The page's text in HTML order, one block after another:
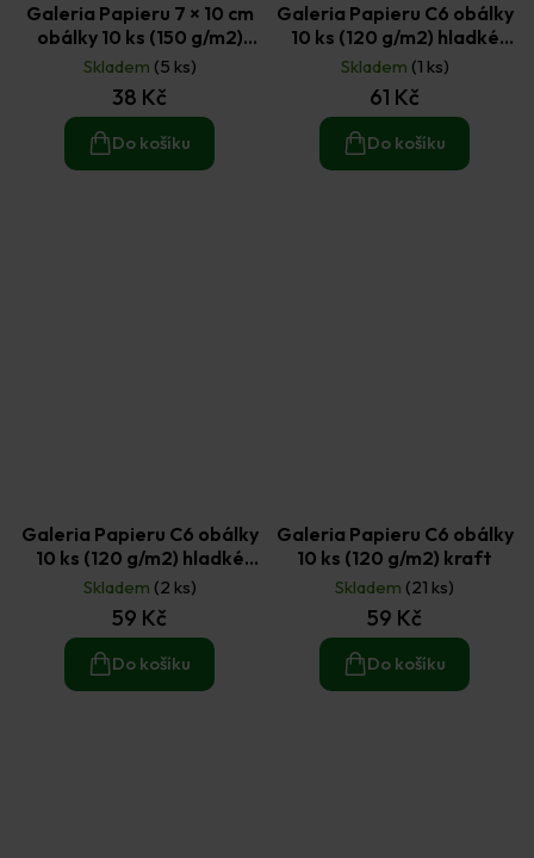
Galeria Papieru 7 × 10 cm
obálky 10 ks (150 g/m2)
perleťové krémové
Skladem (5 ks)
38 Kč
Do košíku
Galeria Papieru C6 obálky
10 ks (120 g/m2) hladké
fuchsiové
Skladem (1 ks)
61 Kč
Do košíku
Galeria Papieru C6 obálky
10 ks (120 g/m2) hladké
hnědé
Skladem (2 ks)
59 Kč
Do košíku
Galeria Papieru C6 obálky
10 ks (120 g/m2) kraft
Skladem (21 ks)
59 Kč
Do košíku